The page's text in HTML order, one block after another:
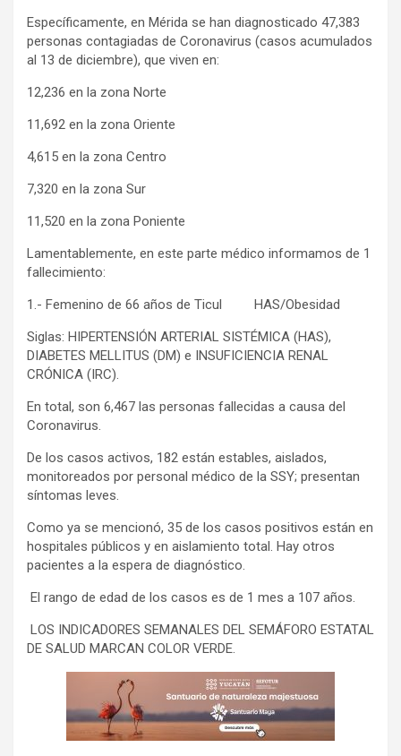
Específicamente, en Mérida se han diagnosticado 47,383
personas contagiadas de Coronavirus (casos acumulados
al 13 de diciembre), que viven en:
12,236 en la zona Norte
11,692 en la zona Oriente
4,615 en la zona Centro
7,320 en la zona Sur
11,520 en la zona Poniente
Lamentablemente, en este parte médico informamos de 1
fallecimiento:
1.- Femenino de 66 años de Ticul HAS/Obesidad
Siglas: HIPERTENSIÓN ARTERIAL SISTÉMICA (HAS),
DIABETES MELLITUS (DM) e INSUFICIENCIA RENAL
CRÓNICA (IRC).
En total, son 6,467 las personas fallecidas a causa del
Coronavirus.
De los casos activos, 182 están estables, aislados,
monitoreados por personal médico de la SSY; presentan
síntomas leves.
Como ya se mencionó, 35 de los casos positivos están en
hospitales públicos y en aislamiento total. Hay otros
pacientes a la espera de diagnóstico.
El rango de edad de los casos es de 1 mes a 107 años.
LOS INDICADORES SEMANALES DEL SEMÁFORO ESTATAL
DE SALUD MARCAN COLOR VERDE.